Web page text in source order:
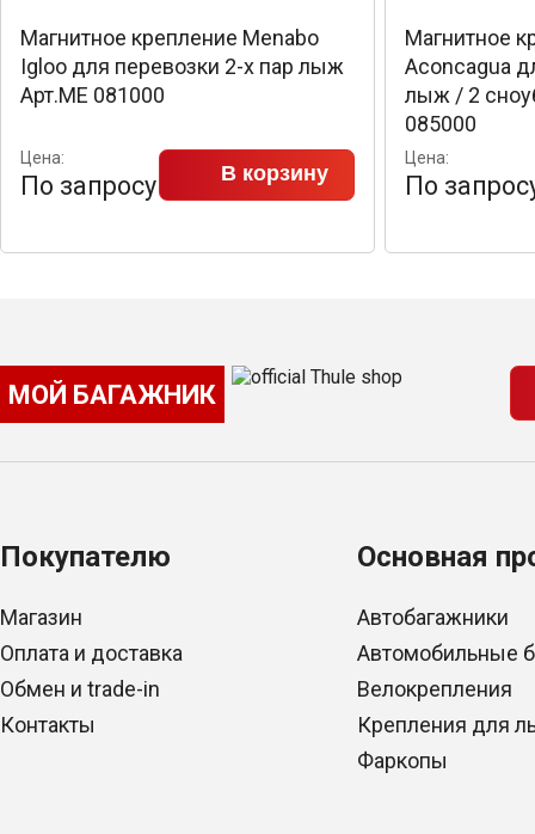
Магнитное крепление Menabo
Igloo для перевозки 2-х пар лыж
Арт.ME 081000
Цена:
По запросу В корзину
Магнитное
Aconcagua
лыж / 2
085000
Цена:
По
МОЙ БАГАЖНИК
Покупателю
Магазин
Оплата и доставка
Обмен и trade-in
Контакты
Основная
Автобагажники
Автомобильные
Велокрепления
Крепления для
Фаркопы